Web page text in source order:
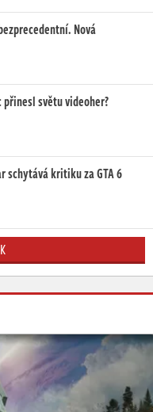
Nová
přinesl světu videoher?
schytává kritiku za GTA 6